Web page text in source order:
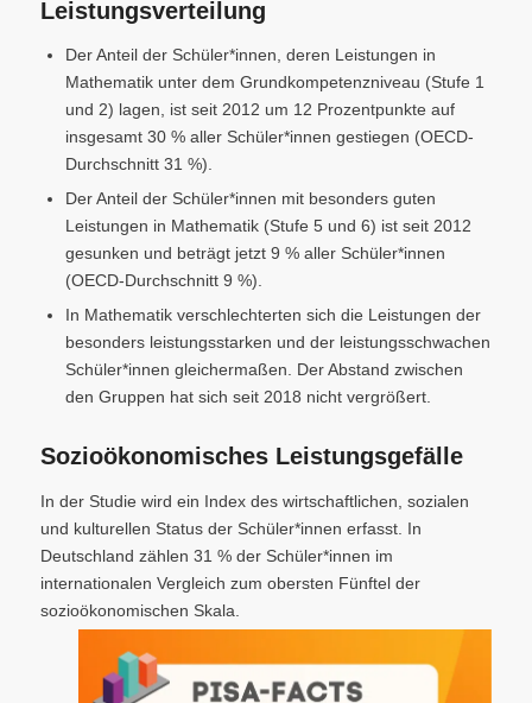
Leistungsverteilung
Der Anteil der Schüler*innen, deren Leistungen in
Mathematik unter dem Grundkompetenzniveau (Stufe 1
und 2) lagen, ist seit 2012 um 12 Prozentpunkte auf
insgesamt 30 % aller Schüler*innen gestiegen (OECD-
Durchschnitt 31 %).
Der Anteil der Schüler*innen mit besonders guten
Leistungen in Mathematik (Stufe 5 und 6) ist seit 2012
gesunken und beträgt jetzt 9 % aller Schüler*innen
(OECD-Durchschnitt 9 %).
In Mathematik verschlechterten sich die Leistungen der
besonders leistungsstarken und der leistungsschwachen
Schüler*innen gleichermaßen. Der Abstand zwischen
den Gruppen hat sich seit 2018 nicht vergrößert.
Sozioökonomisches Leistungsgefälle
In der Studie wird ein Index des wirtschaftlichen, sozialen
und kulturellen Status der Schüler*innen erfasst. In
Deutschland zählen 31 % der Schüler*innen im
internationalen Vergleich zum obersten Fünftel der
sozioökonomischen Skala.